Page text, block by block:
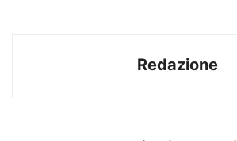
Redazione